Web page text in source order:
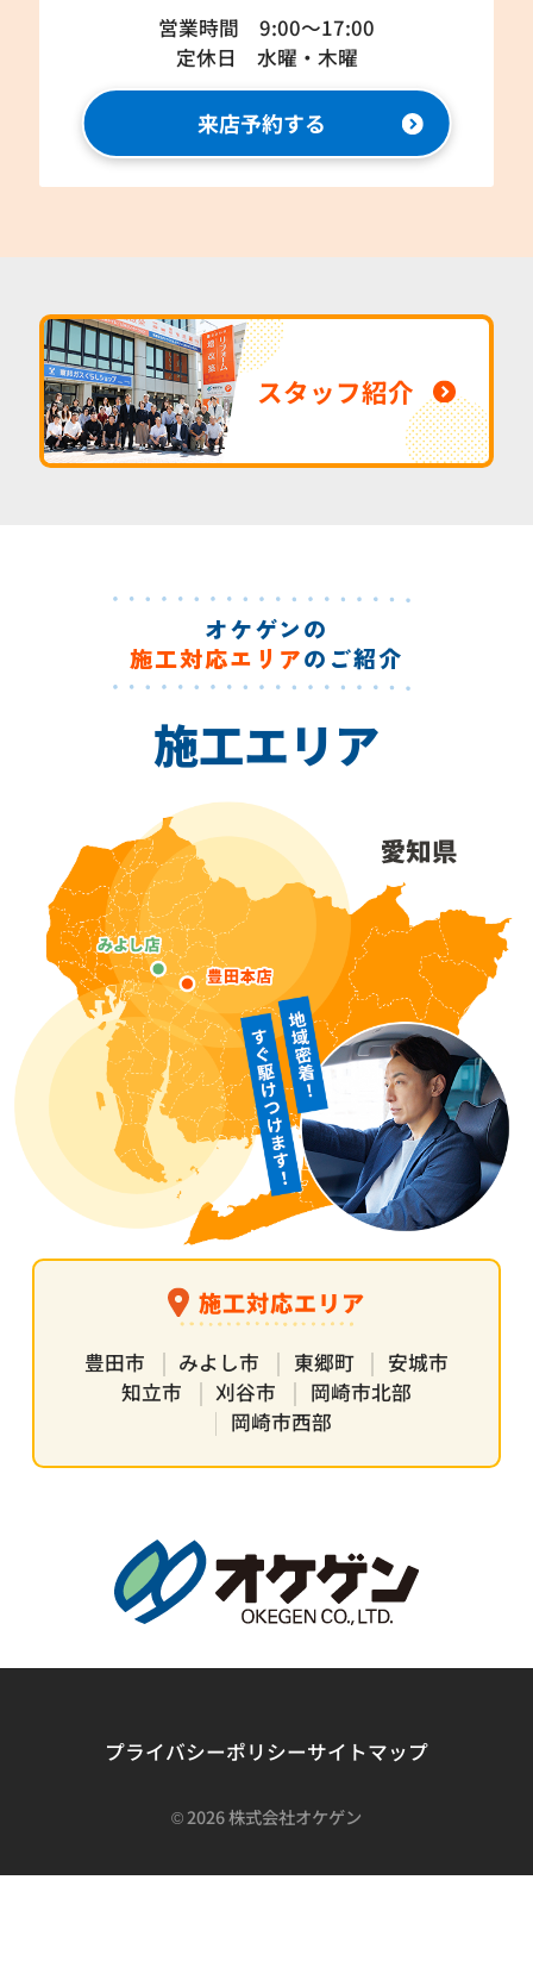
営業時間 9:00～17:00
定休日 水曜・木曜
来店予約する
スタッフ紹介
オケゲンの
施工対応エリアのご紹介
施工エリア
施工対応エリア
豊田市 みよし市 東郷町
安城市
知立市
刈谷市
岡崎市北部
岡崎市西部
プライバシーポリシーサイトマップ
©2026 株式会社オケゲン